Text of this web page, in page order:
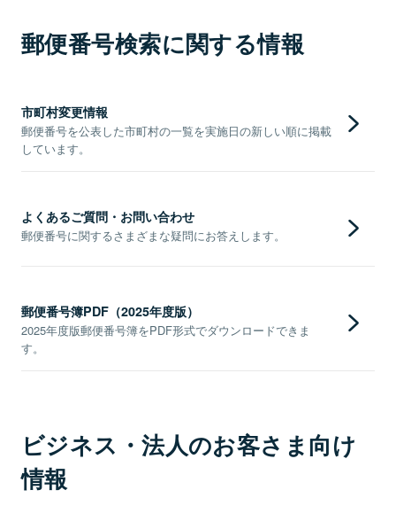
郵便番号検索に関する情報
市町村変更情報
郵便番号を公表した市町村の一覧を実施日の新しい順に掲載
しています。
よくあるご質問・お問い合わせ
郵便番号に関するさまざまな疑問にお答えします。
郵便番号簿PDF（2025年度版）
2025年度版郵便番号簿をPDF形式でダウンロードできま
す。
ビジネス・法人のお客さま向け
情報